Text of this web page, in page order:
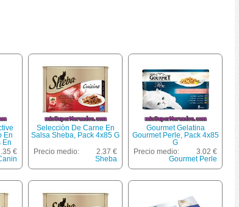
En
En
€
Selecciòn De Carne En
Salsa Sheba, Pack 4x85 G
Precio medio:
2.37 €
Sheba
Gourmet Gelatina
Gourmet Perle, Pack 4x85
G
Precio medio:
3.02 €
Gourmet Perle